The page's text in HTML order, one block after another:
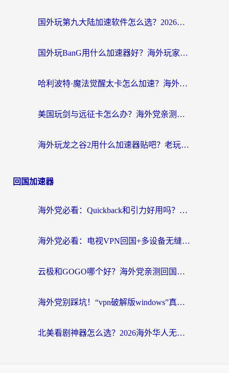
国外玩第九大陆加速软件怎么选？2026终极指南帮你告别延迟卡顿
国外玩BanG用什么加速器好？海外玩家亲测的国服游戏加速终极方案
哈利波特·魔法觉醒太卡怎么加速？海外党亲测有效的国服游戏加速指南
美国玩剑与远征卡怎么办？海外党亲测有效的国服游戏加速指南
海外玩龙之谷2用什么加速器贴吧？老玩家实测推荐，附新加坡猎魂觉醒国外剑与远征加速攻略
回国加速器
海外党必看：Quickback和引力好用吗？3分钟搞懂回国加速器怎么选
海外党必看：电视VPN回国+多设备无缝访问国内资源的实用指南
云极和GOGO哪个好？海外党亲测回国加速器选择指南（附iOS免费&Windows VPN实用技巧）
海外党别踩坑！“vpn破解版windows”真的能用？教你选对回国加速器无缝刷国内资源
北美看剧神器怎么选？2026海外华人无缝访问国内资源全攻略